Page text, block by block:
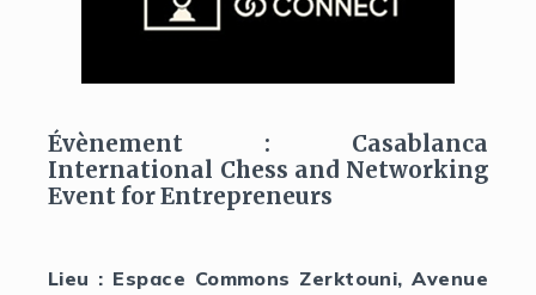
Évènement : Casablanca
International Chess and Networking
Event for Entrepreneurs
Lieu : Espace Commons Zerktouni, Avenue